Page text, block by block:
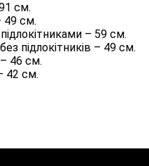
см.
49 см.
– 59 см.
підлокітників – 49 см.
46 см.
42 см.